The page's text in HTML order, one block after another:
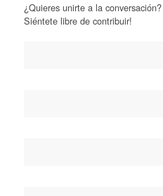
¿Quieres unirte a la conversación?
Siéntete libre de contribuir!